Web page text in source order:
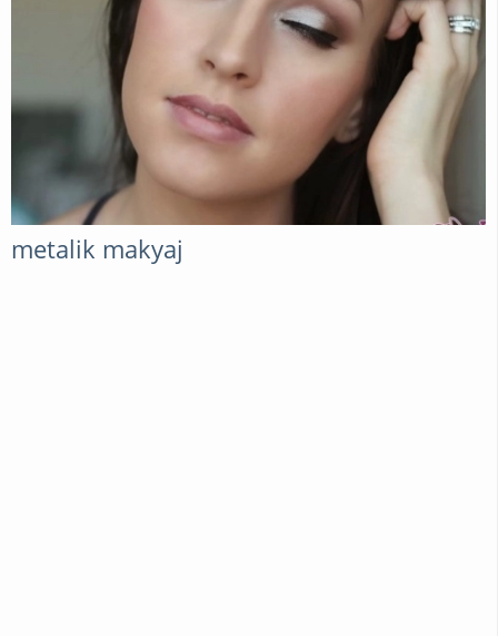
metalik makyaj